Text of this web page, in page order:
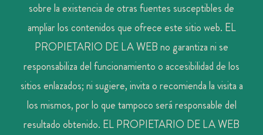
sobre la existencia de otras fuentes susceptibles de
ampliar los contenidos que ofrece este sitio web. EL
PROPIETARIO DE LA WEB no garantiza ni se
responsabiliza del funcionamiento o accesibilidad de los
sitios enlazados; ni sugiere, invita o recomienda la visita a
los mismos, por lo que tampoco será responsable del
resultado obtenido. EL PROPIETARIO DE LA WEB